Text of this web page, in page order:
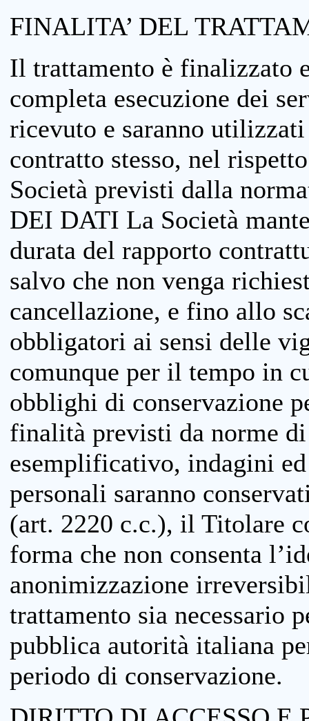
FINALITA’ DEL
Il trattamento è finalizzato
completa esecuzione dei
ricevuto e saranno
contratto stesso, nel
Società previsti dalla
DEI DATI La Società
durata del rapporto
salvo che non venga
cancellazione, e fino allo
obbligatori ai sensi delle
comunque per il tempo in
obblighi di conservazione
finalità previsti da norme
esemplificativo, indagini
personali saranno
(art. 2220 c.c.), il Titolare
forma che non consenta
anonimizzazione
trattamento sia necessario
pubblica autorità italiana
periodo di conservazione.